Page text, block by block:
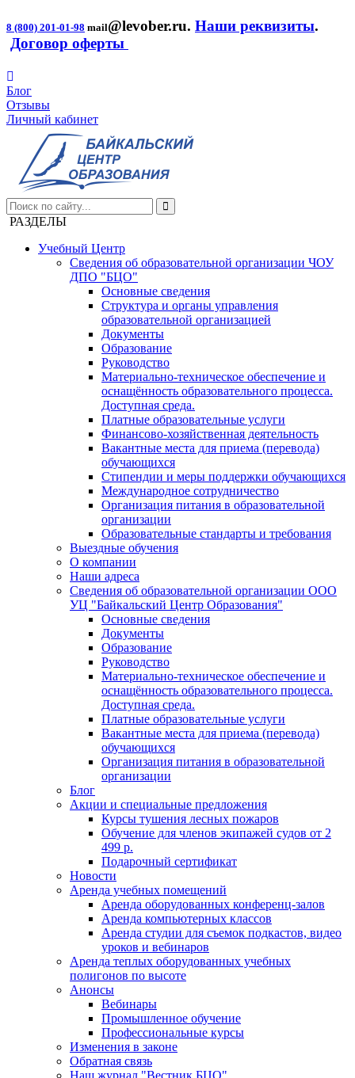
8 (800) 201-01-98 mail@levober.ru. Наши реквизиты.
Договор оферты
Блог
Отзывы
Личный кабинет
РАЗДЕЛЫ
Учебный Центр
Сведения об образовательной организации ЧОУ
ДПО "БЦО"
Основные сведения
Структура и органы управления
образовательной организацией
Документы
Образование
Руководство
Материально-техническое обеспечение и
оснащённость образовательного процесса.
Доступная среда.
Платные образовательные услуги
Финансово-хозяйственная деятельность
Вакантные места для приема (перевода)
обучающихся
Стипендии и меры поддержки обучающихся
Международное сотрудничество
Организация питания в образовательной
организации
Образовательные стандарты и требования
Выездные обучения
О компании
Наши адреса
Сведения об образовательной организации ООО
УЦ "Байкальский Центр Образования"
Основные сведения
Документы
Образование
Руководство
Материально-техническое обеспечение и
оснащённость образовательного процесса.
Доступная среда.
Платные образовательные услуги
Вакантные места для приема (перевода)
обучающихся
Организация питания в образовательной
организации
Блог
Акции и специальные предложения
Курсы тушения лесных пожаров
Обучение для членов экипажей судов от 2
499 р.
Подарочный сертификат
Новости
Аренда учебных помещений
Аренда оборудованных конференц-залов
Аренда компьютерных классов
Аренда студии для съемок подкастов, видео
уроков и вебинаров
Аренда теплых оборудованных учебных
полигонов по высоте
Анонсы
Вебинары
Промышленное обучение
Профессиональные курсы
Изменения в законе
Обратная связь